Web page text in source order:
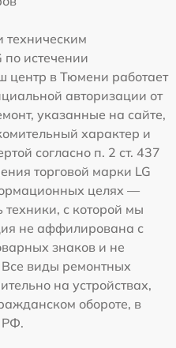
истечении
центр в Тюмени работает
авторизации от
указанные на сайте,
характер и
согласно п. 2 ст. 437
торговой марки LG
целях —
техники, с которой мы
не аффилирована с
знаков и не
Все виды ремонтных
на устройствах,
обороте, в
РФ.